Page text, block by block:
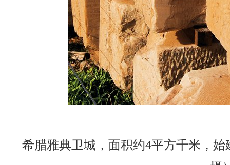
希腊雅典卫城，面积约4平方千米，